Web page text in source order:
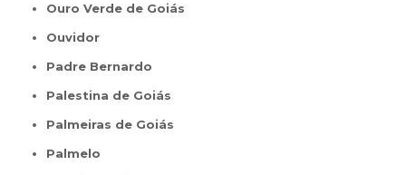
Ouro Verde de Goiás
Ouvidor
Padre Bernardo
Palestina de Goiás
Palmeiras de Goiás
Palmelo